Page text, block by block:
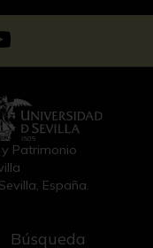
Patrimonio
España.
Búsqueda